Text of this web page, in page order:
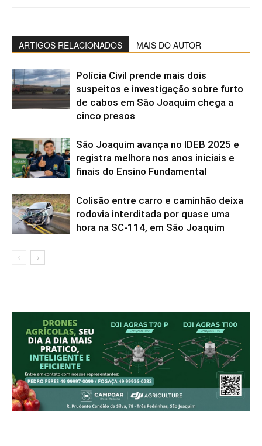
ARTIGOS RELACIONADOS MAIS DO AUTOR
Polícia Civil prende mais dois
suspeitos e investigação sobre furto
de cabos em São Joaquim chega a
cinco presos
São Joaquim avança no IDEB 2025 e
registra melhora nos anos iniciais e
finais do Ensino Fundamental
Colisão entre carro e caminhão deixa
rodovia interditada por quase uma
hora na SC-114, em São Joaquim